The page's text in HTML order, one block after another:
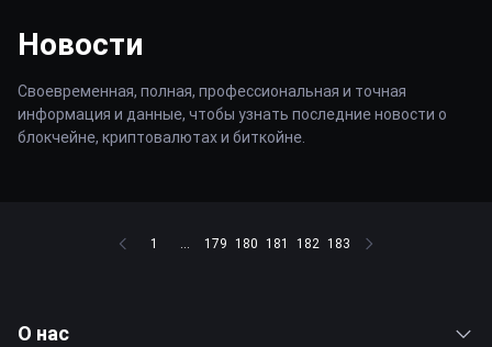
Новости
Своевременная, полная, профессиональная и точная
информация и данные, чтобы узнать последние новости о
блокчейне, криптовалютах и биткойне.
1 ... 179 180 181 182 183
О нас